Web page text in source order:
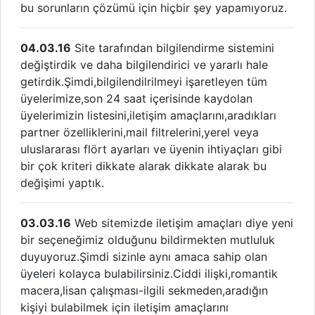
bu sorunların çözümü için hiçbir şey yapamıyoruz.
04.03.16 Site tarafından bilgilendirme sistemini
değiştirdik ve daha bilgilendirici ve yararlı hale
getirdik.Şimdi,bilgilendilrilmeyi işaretleyen tüm
üyelerimize,son 24 saat içerisinde kaydolan
üyelerimizin listesini,iletişim amaçlarını,aradıkları
partner özelliklerini,mail filtrelerini,yerel veya
uluslararası flört ayarları ve üyenin ihtiyaçları gibi
bir çok kriteri dikkate alarak dikkate alarak bu
değişimi yaptık.
03.03.16 Web sitemizde iletişim amaçları diye yeni
bir seçeneğimiz olduğunu bildirmekten mutluluk
duyuyoruz.Şimdi sizinle aynı amaca sahip olan
üyeleri kolayca bulabilirsiniz.Ciddi ilişki,romantik
macera,lisan çalışması-ilgili sekmeden,aradığın
kişiyi bulabilmek için iletişim amaçlarını